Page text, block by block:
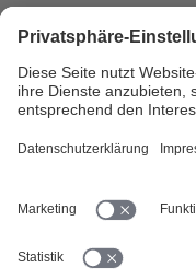
dem im
Berechnungsfaktor
SRG-Nutzungen
Monats eines
Dezember)
jährlich am 15. Juni.
Fernsehen SRG ist
«Sende- und
Punktwertliste aller